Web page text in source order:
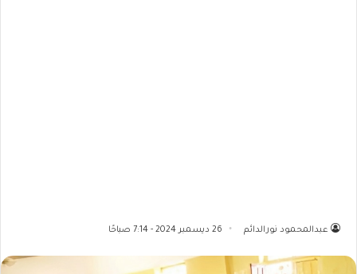
عبدالمحمود نورالدائم 26 ديسمبر 2024 - 7:14 صباحًا